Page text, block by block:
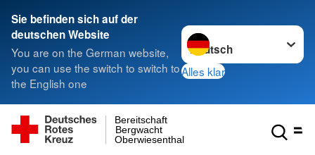
Sie befinden sich auf der
deutschen Website
You are on the German website,
you can use the switch to switch to
the English one
Sprache wechseln zu
Alles klar
Oberwiesenthal
Bergwacht
Bereitschaft